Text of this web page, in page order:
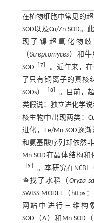
在植物细胞中常见的超
SOD以及Cu/Zn-SOD
现了镍超氧化物歧
（ Streptomyces）和牛
SOD
7］ 。近年来，
了只有铜离子的真核
SODs）
8
。目前，
类假说：独立进化学
核生物中出现两类：
进化，Fe/Mn-SOD逐
和氨基酸序列却依然非
Mn-SOD在晶体结构
［9 。本研究在NCBI
查找了水稻（Oryza
SWISS-MODEL（ https
网站中进行三维构
SOD（A）和Mn-